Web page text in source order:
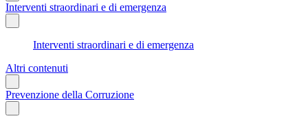
Interventi straordinari e di emergenza
Interventi straordinari e di emergenza
Altri contenuti
Prevenzione della Corruzione